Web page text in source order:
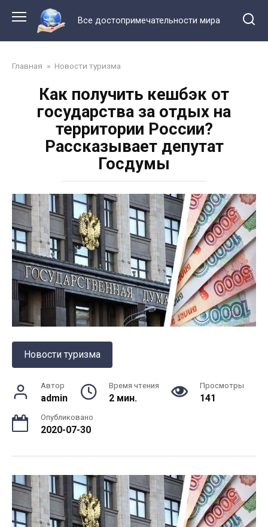
контенту
Все достопримечательности мира
Главная » Новости туризма
Как получить кешбэк от
государства за отдых на
территории России?
Рассказывает депутат
Госдумы
Новости туризма
Автор
admin
Время чтения
2 мин.
Просмотры
141
Опубликовано
2020-07-30